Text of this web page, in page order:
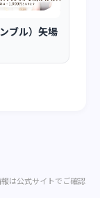
ブル）矢場
は公式サイトでご確認